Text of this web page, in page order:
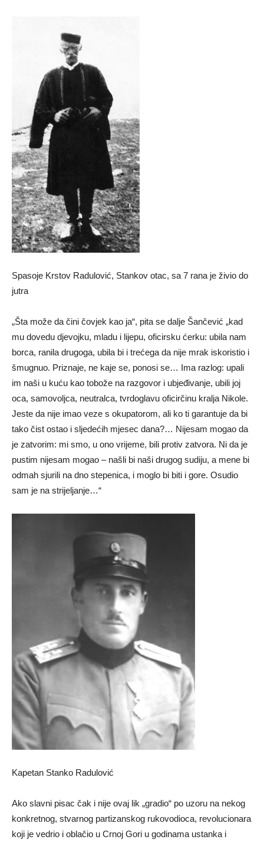
Spasoje Krstov Radulović, Stankov otac, sa 7 rana je živio do
jutra
„Šta može da čini čovjek kao ja“, pita se dalje Šančević „kad
mu dovedu djevojku, mladu i lijepu, oficirsku ćerku: ubila nam
borca, ranila drugoga, ubila bi i trećega da nije mrak iskoristio i
šmugnuo. Priznaje, ne kaje se, ponosi se… Ima razlog: upali
im naši u kuću kao tobože na razgovor i ubjeđivanje, ubili joj
oca, samovoljca, neutralca, tvrdoglavu oficirčinu kralja Nikole.
Jeste da nije imao veze s okupatorom, ali ko ti garantuje da bi
tako čist ostao i sljedećih mjesec dana?… Nijesam mogao da
je zatvorim: mi smo, u ono vrijeme, bili protiv zatvora. Ni da je
pustim nijesam mogao – našli bi naši drugog sudiju, a mene bi
odmah sjurili na dno stepenica, i moglo bi biti i gore. Osudio
sam je na strijeljanje…“
Kapetan Stanko Radulović
Ako slavni pisac čak i nije ovaj lik „gradio“ po uzoru na nekog
konkretnog, stvarnog partizanskog rukovodioca, revolucionara
koji je vedrio i oblačio u Crnoj Gori u godinama ustanka i